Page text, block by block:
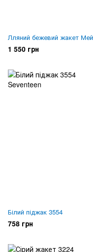
Лляний бежевий жакет Мей
1 550 грн
Білий піджак 3554
758 грн